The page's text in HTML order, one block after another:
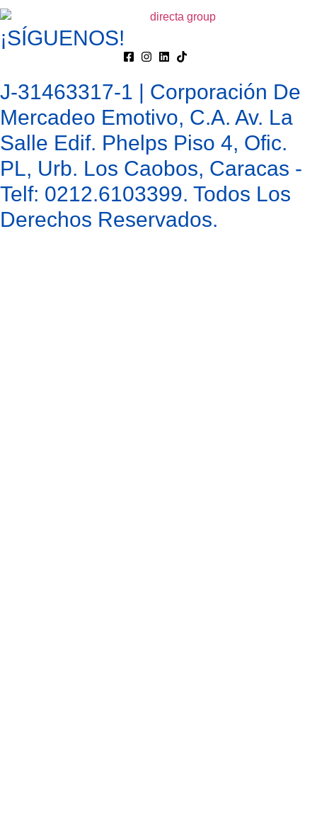
¡SÍGUENOS!
J-31463317-1 | Corporación De
Mercadeo Emotivo, C.A. Av. La
Salle Edif. Phelps Piso 4, Ofic.
PL, Urb. Los Caobos, Caracas -
Telf: 0212.6103399. Todos Los
Derechos Reservados.